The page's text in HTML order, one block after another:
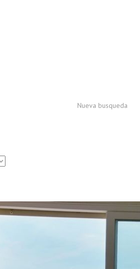
Nueva busqueda